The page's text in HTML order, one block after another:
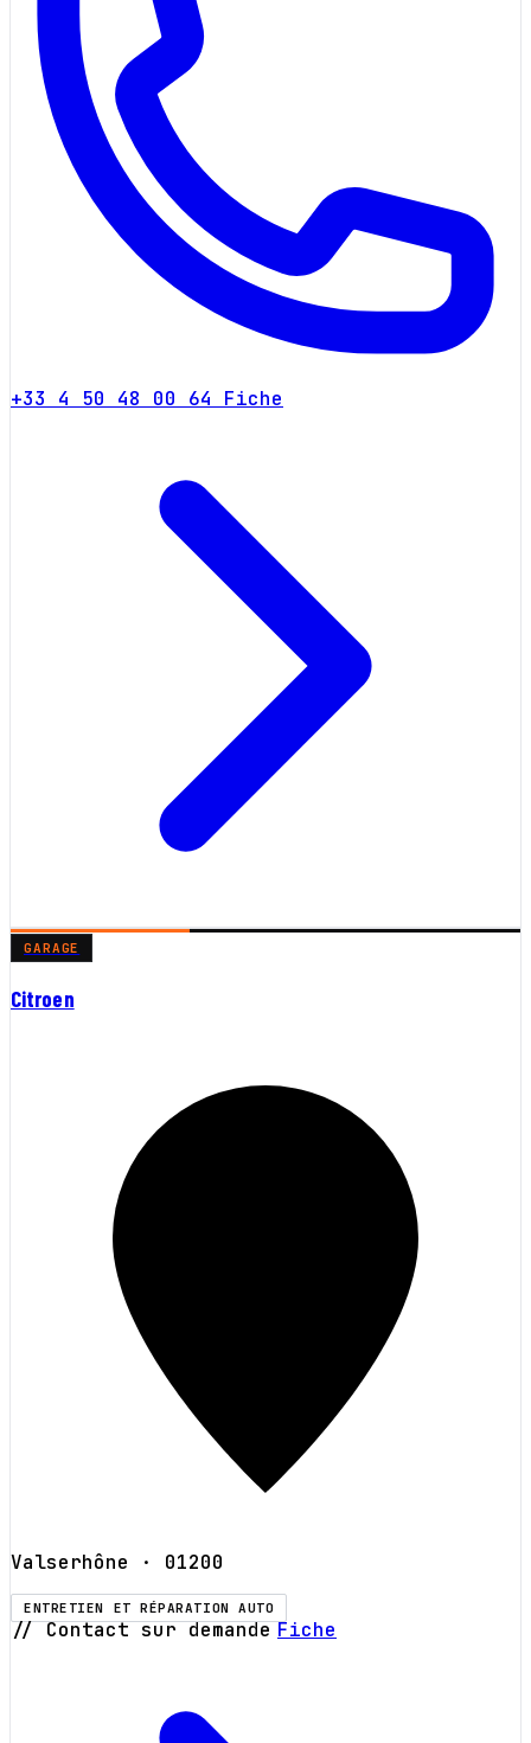
+33 4 50 48 00 64 Fiche
GARAGE
Citroen
Valserhône · 01200
ENTRETIEN ET RÉPARATION AUTO
// Contact sur demande Fiche